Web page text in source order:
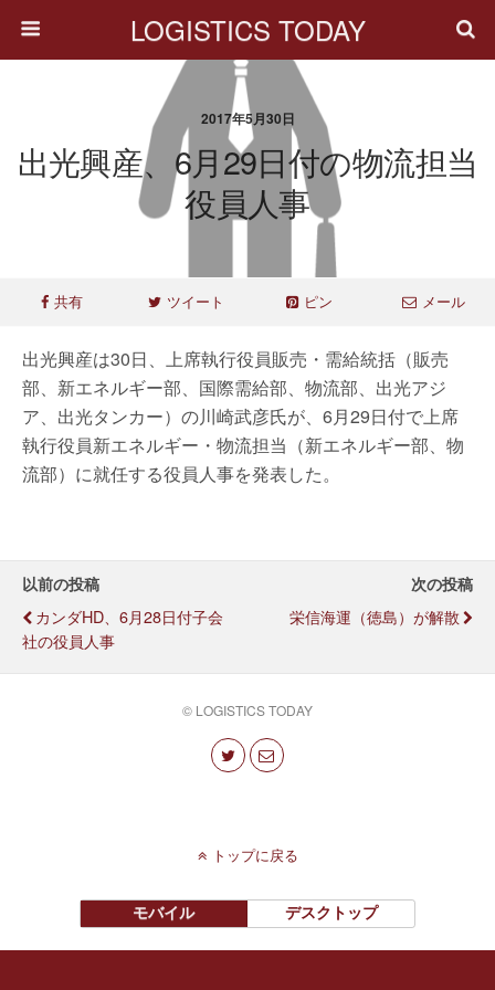
LOGISTICS TODAY
2017年5月30日
出光興産、6月29日付の物流担当
役員人事
共有 ツイート ピン メール
出光興産は30日、上席執行役員販売・需給統括（販売
部、新エネルギー部、国際需給部、物流部、出光アジ
ア、出光タンカー）の川崎武彦氏が、6月29日付で上席
執行役員新エネルギー・物流担当（新エネルギー部、物
流部）に就任する役員人事を発表した。
以前の投稿
カンダHD、6月28日付子会
社の役員人事
次の投稿
栄信海運（徳島）が解散
© LOGISTICS TODAY
トップに戻る
モバイル デスクトップ